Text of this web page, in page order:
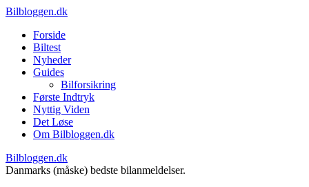
Bilbloggen.dk
Forside
Biltest
Nyheder
Guides
Bilforsikring
Første Indtryk
Nyttig Viden
Det Løse
Om Bilbloggen.dk
Bilbloggen.dk
Danmarks (måske) bedste bilanmeldelser.